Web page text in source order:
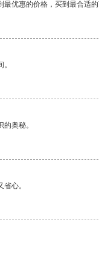
优惠的价格，买到最合适
奥秘。
心。